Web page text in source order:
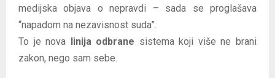
medijska objava o nepravdi – sada se proglašava
“napadom na nezavisnost suda”.
To je nova linija odbrane sistema koji više ne brani
zakon, nego sam sebe.